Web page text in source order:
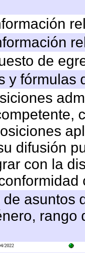
de
y fórmulas
difusión
con la
asuntos
rango
2022